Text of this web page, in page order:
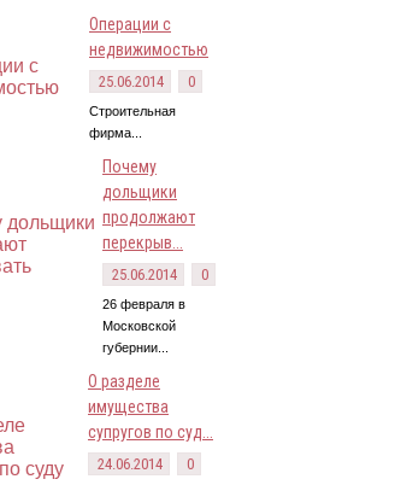
Операции с
недвижимостью
25.06.2014 0
Строительная
фирма...
Почему
дольщики
продолжают
перекрыв...
25.06.2014 0
26 февраля в
Московской
губернии...
О разделе
имущества
супругов по суд...
24.06.2014 0